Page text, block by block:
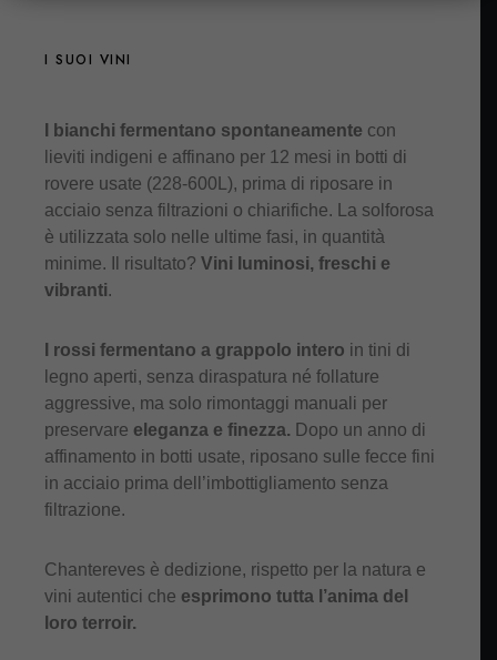
I SUOI VINI
I bianchi fermentano spontaneamente con
lieviti indigeni e affinano per 12 mesi in botti di
rovere usate (228-600L), prima di riposare in
acciaio senza filtrazioni o chiarifiche. La solforosa
è utilizzata solo nelle ultime fasi, in quantità
minime. Il risultato? Vini luminosi, freschi e
vibranti.
I rossi fermentano a grappolo intero in tini di
legno aperti, senza diraspatura né follature
aggressive, ma solo rimontaggi manuali per
preservare eleganza e finezza. Dopo un anno di
affinamento in botti usate, riposano sulle fecce fini
in acciaio prima dell’imbottigliamento senza
filtrazione.
Chantereves è dedizione, rispetto per la natura e
vini autentici che esprimono tutta l’anima del
loro terroir.